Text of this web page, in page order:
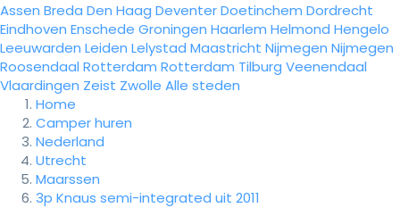
Assen Breda Den Haag DeventerDoetinchem Dordrecht
Eindhoven Enschede Groningen Haarlem Helmond Hengelo
Leeuwarden Leiden Lelystad Maastricht Nijmegen Nijmegen
Roosendaal Rotterdam Rotterdam Tilburg Veenendaal
Vlaardingen Zeist Zwolle Alle steden
Home
Camper huren
Nederland
Utrecht
Maarssen
3p Knaus semi-integrated uit 2011